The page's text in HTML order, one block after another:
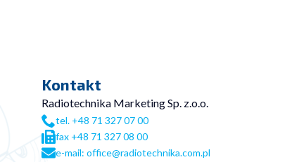
Kontakt
Radiotechnika Marketing Sp. z.o.o.
tel. +48 71 327 07 00
fax +48 71 327 08 00
e-mail: office@radiotechnika.com.pl